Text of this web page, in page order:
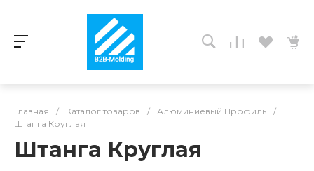
Главная / Каталог товаров / Алюминиевый Профиль
/
Штанга Круглая
Штанга Круглая